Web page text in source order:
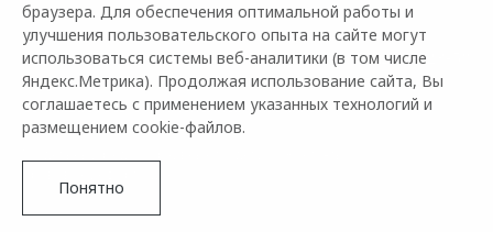
Горячая линия OMODA: +7 (3822) 23-23-58
браузера. Для обеспечения оптимальной работы и
улучшения пользовательского опыта на сайте могут
использоваться системы веб-аналитики (в том числе
Яндекс.Метрика). Продолжая использование сайта, Вы
соглашаетесь с применением указанных технологий и
размещением cookie-файлов.
Понятно